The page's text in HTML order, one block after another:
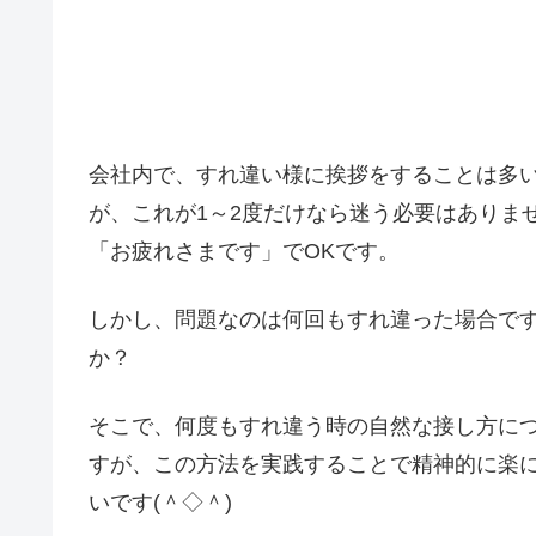
会社内で、すれ違い様に挨拶をすることは多
が、これが1～2度だけなら迷う必要はあり
「お疲れさまです」でOKです。
しかし、問題なのは何回もすれ違った場合
か？
そこで、何度もすれ違う時の自然な接し方に
すが、この方法を実践することで精神的に楽
いです(＾◇＾)